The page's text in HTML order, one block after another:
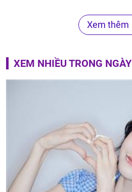
Xem thêm
XEM NHIỀU TRONG NGÀY